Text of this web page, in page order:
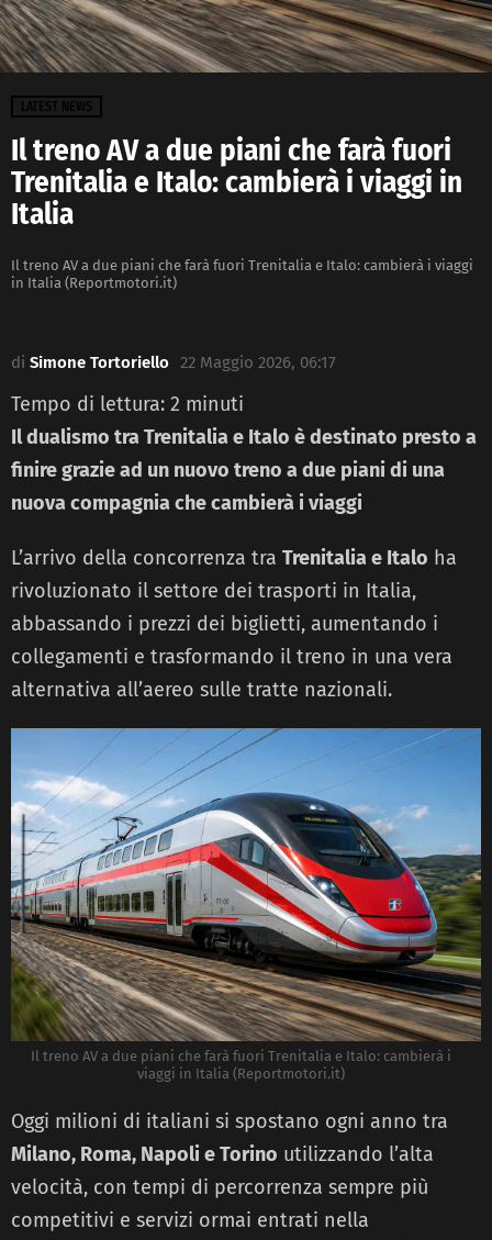
LATEST NEWS
Il treno AV a due piani che farà fuori
Trenitalia e Italo: cambierà i viaggi in
Italia
Il treno AV a due piani che farà fuori Trenitalia e Italo: cambierà i viaggi
in Italia (Reportmotori.it)
di Simone Tortoriello 22 Maggio 2026, 06:17
Tempo di lettura: 2 minuti
Il dualismo tra Trenitalia e Italo è destinato presto a
finire grazie ad un nuovo treno a due piani di una
nuova compagnia che cambierà i viaggi
L’arrivo della concorrenza tra Trenitalia e Italo ha
rivoluzionato il settore dei trasporti in Italia,
abbassando i prezzi dei biglietti, aumentando i
collegamenti e trasformando il treno in una vera
alternativa all’aereo sulle tratte nazionali.
Il treno AV a due piani che farà fuori Trenitalia e Italo: cambierà i
viaggi in Italia (Reportmotori.it)
Oggi milioni di italiani si spostano ogni anno tra
Milano, Roma, Napoli e Torino utilizzando l’alta
velocità, con tempi di percorrenza sempre più
competitivi e servizi ormai entrati nella